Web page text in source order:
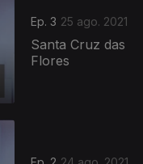
Ep. 3 25 ago. 2021
Santa Cruz das
Flores